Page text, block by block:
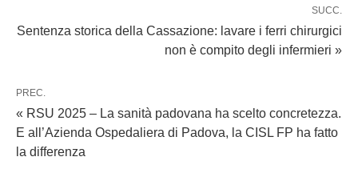
SUCC.
Sentenza storica della Cassazione: lavare i ferri chirurgici
non è compito degli infermieri »
PREC.
« RSU 2025 – La sanità padovana ha scelto concretezza.
E all’Azienda Ospedaliera di Padova, la CISL FP ha fatto
la differenza